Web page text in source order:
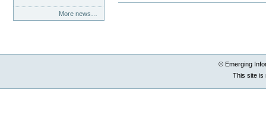
More news…
© Emerging
This site is